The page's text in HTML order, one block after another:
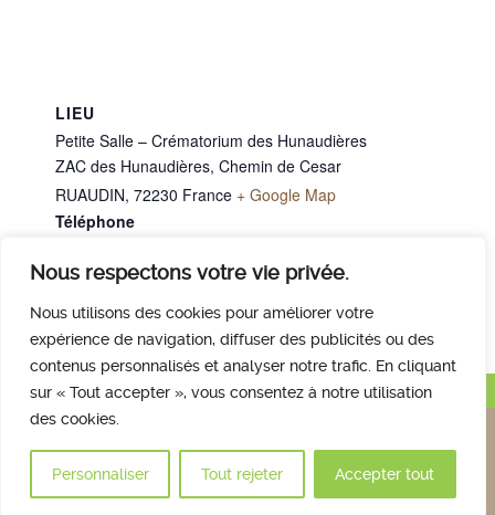
Nous respectons votre vie privée.
Nous utilisons des cookies pour améliorer votre
expérience de navigation, diffuser des publicités ou des
contenus personnalisés et analyser notre trafic. En cliquant
sur « Tout accepter », vous consentez à notre utilisation
des cookies.
Personnaliser Tout rejeter Accepter tout
LIEU
Petite Salle – Crématorium des Hunaudières
ZAC des Hunaudières, Chemin de Cesar
RUAUDIN, 72230 France + Google Map
Téléphone
M. LEMANCEL Jacques Mme DENEU Jacqueline
Haut de page
Nous contacter
Plan et accès
Mentions légales
© 2017 Crématorium des Hunaudières